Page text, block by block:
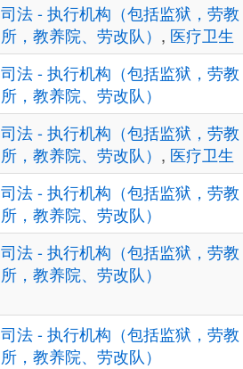
司法 - 执行机构（包括监狱，劳教
所，教养院、劳改队） , 医疗卫生
司法 - 执行机构（包括监狱，劳教
所，教养院、劳改队）
司法 - 执行机构（包括监狱，劳教
所，教养院、劳改队） , 医疗卫生
司法 - 执行机构（包括监狱，劳教
所，教养院、劳改队）
司法 - 执行机构（包括监狱，劳教
所，教养院、劳改队）
司法 - 执行机构（包括监狱，劳教
所，教养院、劳改队）